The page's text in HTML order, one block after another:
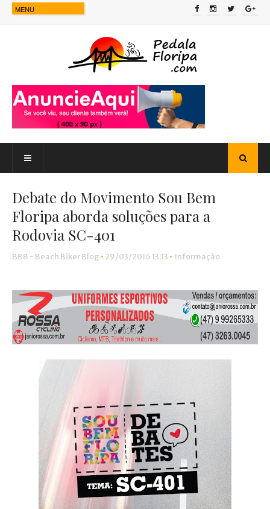
Debate do Movimento Sou Bem
Floripa aborda soluções para a
Rodovia SC-401
BBB - Beach Biker Blog • 29/03/2016 13:13 • Informação